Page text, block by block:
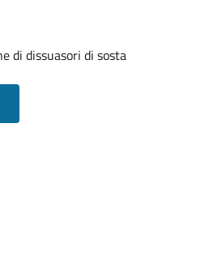
di dissuasori di sosta